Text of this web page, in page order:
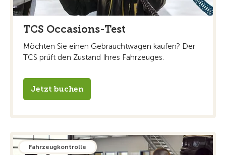
TCS Occasions-Test
Möchten Sie einen Gebrauchtwagen kaufen? Der
TCS prüft den Zustand Ihres Fahrzeuges.
Jetzt buchen
Fahrzeugkontrolle